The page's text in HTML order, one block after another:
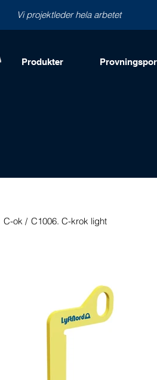
Vi projektleder hela arbetet
Produkter
C-ok / C1006. C-krok light